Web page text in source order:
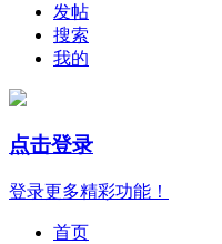
发帖
搜索
我的
点击登录
登录更多精彩功能！
首页